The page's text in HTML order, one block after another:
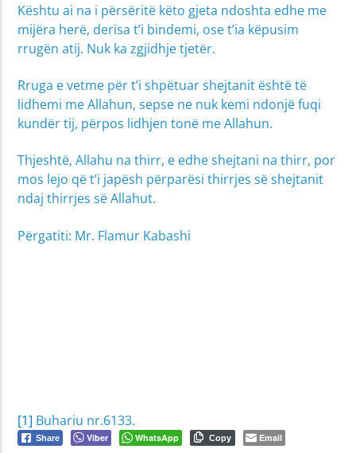
Kështu ai na i përsëritë këto gjeta ndoshta edhe me
mijëra herë, derisa t’i bindemi, ose t’ia këpusim
rrugën atij. Nuk ka zgjidhje tjetër.
Rruga e vetme për t’i shpëtuar shejtanit është të
lidhemi me Allahun, sepse ne nuk kemi ndonjë fuqi
kundër tij, përpos lidhjen tonë me Allahun.
Thjeshtë, Allahu na thirr, e edhe shejtani na thirr, por
mos lejo që t’i japësh përparësi thirrjes së shejtanit
ndaj thirrjes së Allahut.
Përgatiti: Mr. Flamur Kabashi
[1] Buhariu nr.6133.
Share Viber WhatsApp Copy Email